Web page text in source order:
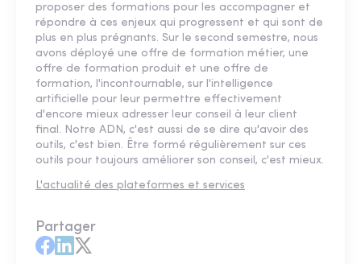
proposer des formations pour les accompagner et
répondre à ces enjeux qui progressent et qui sont de
plus en plus prégnants. Sur le second semestre, nous
avons déployé une offre de formation métier, une
offre de formation produit et une offre de
formation, l'incontournable, sur l'intelligence
artificielle pour leur permettre effectivement
d'encore mieux adresser leur conseil à leur client
final. Notre ADN, c'est aussi de se dire qu'avoir des
outils, c'est bien. Être formé régulièrement sur ces
outils pour toujours améliorer son conseil, c'est mieux.
L'actualité des plateformes et services
Partager